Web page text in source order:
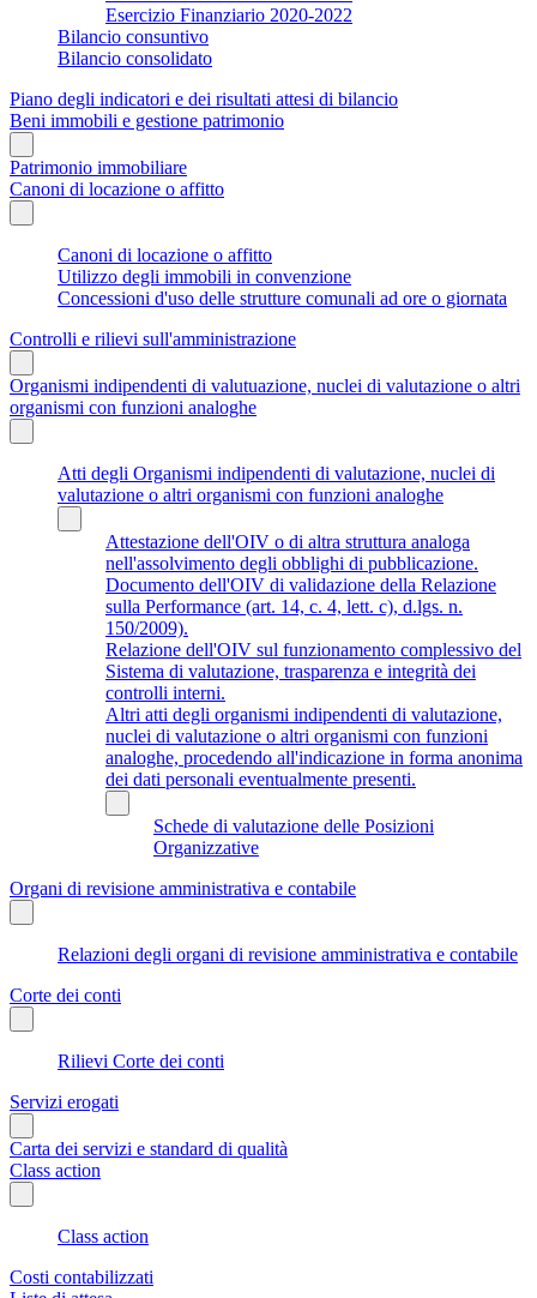
Esercizio Finanziario 2020-2022
Bilancio consuntivo
Bilancio consolidato
Piano degli indicatori e dei risultati attesi di bilancio
Beni immobili e gestione patrimonio
Patrimonio immobiliare
Canoni di locazione o affitto
Canoni di locazione o affitto
Utilizzo degli immobili in convenzione
Concessioni d'uso delle strutture comunali ad ore o giornata
Controlli e rilievi sull'amministrazione
Organismi indipendenti di valutuazione, nuclei di valutazione o altri
organismi con funzioni analoghe
Atti degli Organismi indipendenti di valutazione, nuclei di
valutazione o altri organismi con funzioni analoghe
Attestazione dell'OIV o di altra struttura analoga
nell'assolvimento degli obblighi di pubblicazione.
Documento dell'OIV di validazione della Relazione
sulla Performance (art. 14, c. 4, lett. c), d.lgs. n.
150/2009).
Relazione dell'OIV sul funzionamento complessivo del
Sistema di valutazione, trasparenza e integrità dei
controlli interni.
Altri atti degli organismi indipendenti di valutazione,
nuclei di valutazione o altri organismi con funzioni
analoghe, procedendo all'indicazione in forma anonima
dei dati personali eventualmente presenti.
Schede di valutazione delle Posizioni
Organizzative
Organi di revisione amministrativa e contabile
Relazioni degli organi di revisione amministrativa e contabile
Corte dei conti
Rilievi Corte dei conti
Servizi erogati
Carta dei servizi e standard di qualità
Class action
Class action
Costi contabilizzati